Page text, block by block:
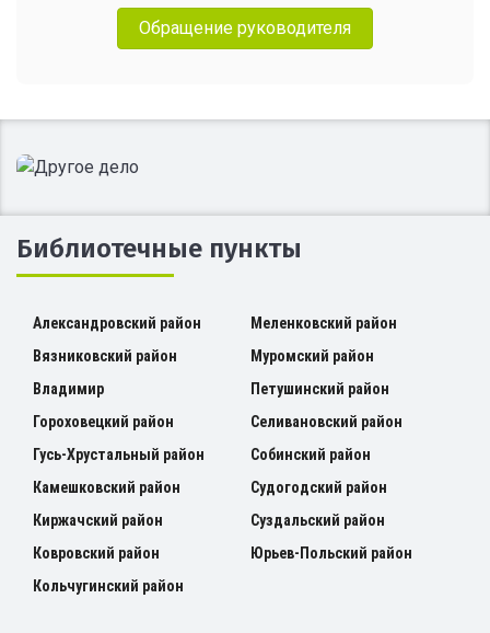
Обращение руководителя
Библиотечные пункты
Александровский район
Вязниковский район
Владимир
Гороховецкий район
Гусь-Хрустальный район
Камешковский район
Киржачский район
Ковровский район
Кольчугинский район
Меленковский район
Муромский район
Петушинский район
Селивановский район
Собинский район
Судогодский район
Суздальский район
Юрьев-Польский район